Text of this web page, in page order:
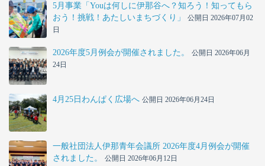
5月事業「Youは何しに伊那谷へ？知ろう！知ってもら
おう！挑戦！あたしいまちづくり」
公開日 2026年07月02
日
2026年度5月例会が開催されました。
公開日 2026年06月
24日
4月25日わんぱく広場へ 公開日 2026年06月24日
一般社団法人伊那青年会議所 2026年度4月例会が開催
されました。
公開日 2026年06月12日